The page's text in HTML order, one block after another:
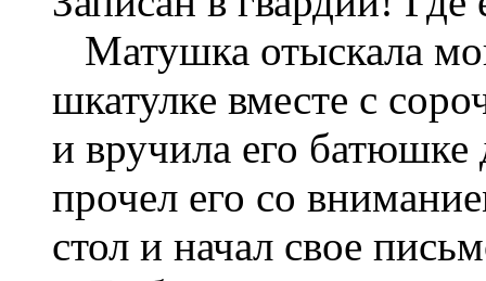
Матушка отыскала
шкатулке вместе с
и вручила его
прочел его со
стол и начал свое